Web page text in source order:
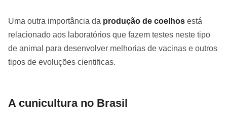
Uma outra importância da produção de coelhos está
relacionado aos laboratórios que fazem testes neste tipo
de animal para desenvolver melhorias de vacinas e outros
tipos de evoluções cientificas.
A cunicultura no Brasil